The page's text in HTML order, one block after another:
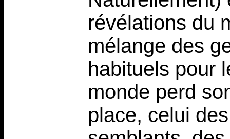
révélations du
mélange des
habituels pour
monde perd
place, celui